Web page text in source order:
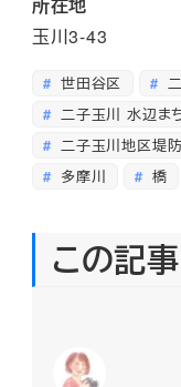
所在地
玉川3-43
世田谷区
二子玉川 水辺ま
二子玉川地区堤
多摩川
橋
この記